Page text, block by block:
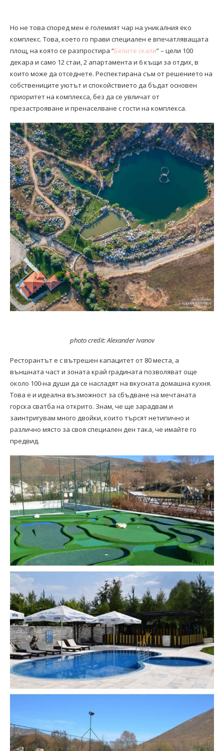
Но не това според мен е големият чар на уникалния еко
комплекс. Това, което го прави специален е впечатляващата
площ, на която се разпростира “Белите скали” – цели 100
декара и само 12 стаи, 2 апартамента и 6 къщи за отдих, в
които може да отседнете. Респектирана съм от решението на
собствениците уютът и спокойствието да бъдат основен
приоритет на комплекса, без да се увличат от
презастрояване и пренаселване с гости на комплекса.
photo credit: Alexander Ivanov
Ресторантът е с вътрешен капацитет от 80 места, а
външната част и зоната край градината позволяват още
около 100-на души да се насладят на вкусната домашна кухня.
Това е и идеална възможност за сбъдване на мечтаната
горска сватба на открито. Знам, че ще зарадвам и
заинтригувам много двойки, които търсят нетипично и
различно място за своя специален ден така, че имайте го
предвид.